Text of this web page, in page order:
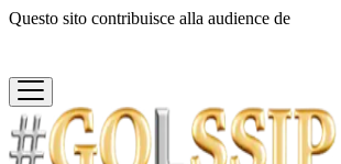
Questo sito contribuisce alla audience de